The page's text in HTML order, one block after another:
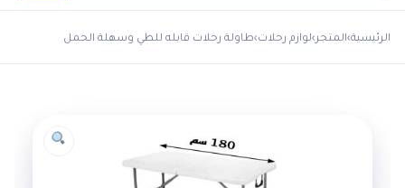
الرئيسية›المتجر›لوازم رحلات›طاولة رحلات قابله للطي وسهلة الحمل